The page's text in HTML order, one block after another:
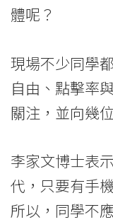
息
國
際
學
院
體呢？
現場不少同學
自由、點擊率
關注，並向幾
李家文博士表
代，只要有手
所以，同學不